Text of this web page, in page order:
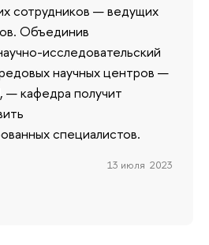
сотрудников — ведущих
Объединив
исследовательский
научных центров —
кафедра получит
специалистов.
13 июля 2023